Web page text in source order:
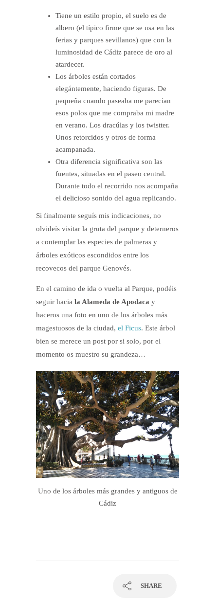
Tiene un estilo propio, el suelo es de
albero (el típico firme que se usa en las
ferias y parques sevillanos) que con la
luminosidad de Cádiz parece de oro al
atardecer.
Los árboles están cortados
elegántemente, haciendo figuras. De
pequeña cuando paseaba me parecían
esos polos que me compraba mi madre
en verano. Los dracúlas y los twistter.
Unos retorcidos y otros de forma
acampanada.
Otra diferencia significativa son las
fuentes, situadas en el paseo central.
Durante todo el recorrido nos acompaña
el delicioso sonido del agua replicando.
Si finalmente seguís mis indicaciones, no
olvideís visitar la gruta del parque y deterneros
a contemplar las especies de palmeras y
árboles exóticos escondidos entre los
recovecos del parque Genovés.
En el camino de ida o vuelta al Parque, podéis
seguir hacia la Alameda de Apodaca y
haceros una foto en uno de los árboles más
magestuosos de la ciudad, el Ficus. Este árbol
bien se merece un post por si solo, por el
momento os muestro su grandeza…
Uno de los árboles más grandes y antiguos de
Cádiz
SHARE